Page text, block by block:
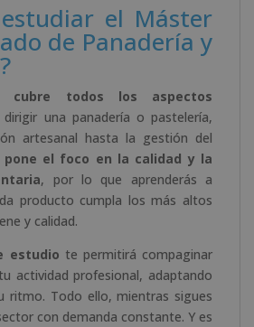
el Máster
de Panadería y
cubre todos los aspectos
dirigir una panadería o pastelería,
artesanal hasta la gestión del
pone el foco en la calidad y la
, por lo que aprenderás a
producto cumpla los más altos
y calidad.
estudio te permitirá compaginar
actividad profesional, adaptando
ritmo. Todo ello, mientras sigues
con demanda constante. Y es